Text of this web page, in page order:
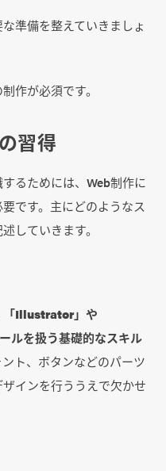
イス
準備を整えていきましょ
制作が必須です。
習得
るためには、Web制作に
です。主にどのようなス
していきます。
「Illustrator」や
ルを扱う基礎的なスキル
ト、ボタンなどのパーツ
インを行ううえで欠かせ